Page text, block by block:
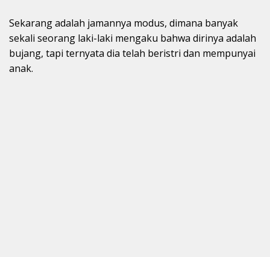
Sekarang adalah jamannya modus, dimana banyak
sekali seorang laki-laki mengaku bahwa dirinya adalah
bujang, tapi ternyata dia telah beristri dan mempunyai
anak.